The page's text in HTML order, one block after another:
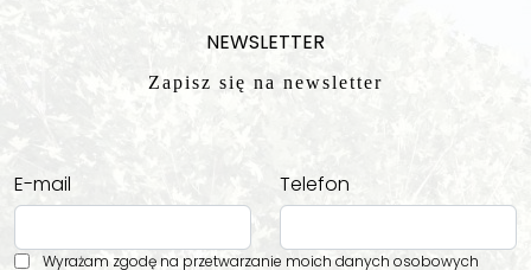
NEWSLETTER
Zapisz się na newsletter
E-mail Telefon
Wyrażam zgodę na przetwarzanie moich danych osobowych